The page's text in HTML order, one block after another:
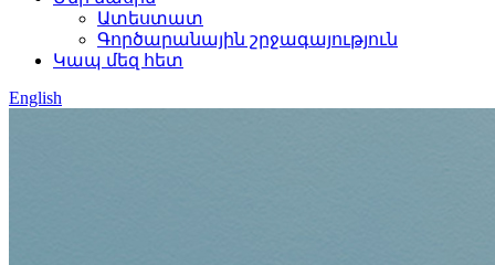
Ատեստատ
Գործարանային շրջագայություն
Կապ մեզ հետ
English